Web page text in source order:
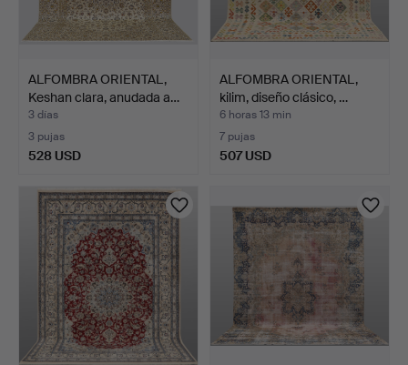
ALFOMBRA ORIENTAL,
Keshan clara, anudada a…
3 días
3 pujas
528 USD
ALFOMBRA ORIENTAL,
kilim, diseño clásico, …
6 horas 13 min
7 pujas
507 USD